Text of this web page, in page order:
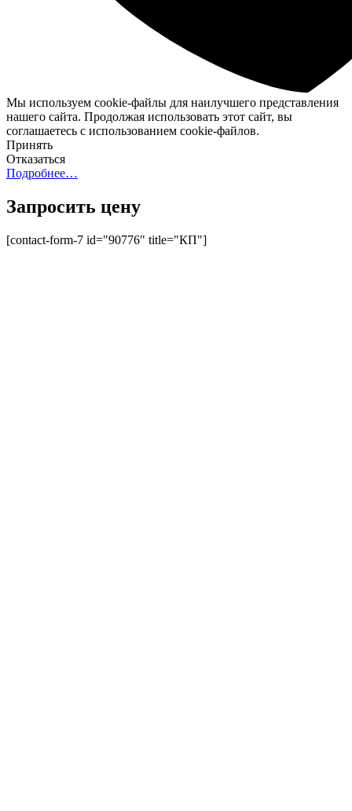
Мы используем cookie-файлы для наилучшего представления
нашего сайта. Продолжая использовать этот сайт, вы
соглашаетесь с использованием cookie-файлов.
Принять
Отказаться
Подробнее…
Запросить цену
[contact-form-7 id="90776" title="КП"]